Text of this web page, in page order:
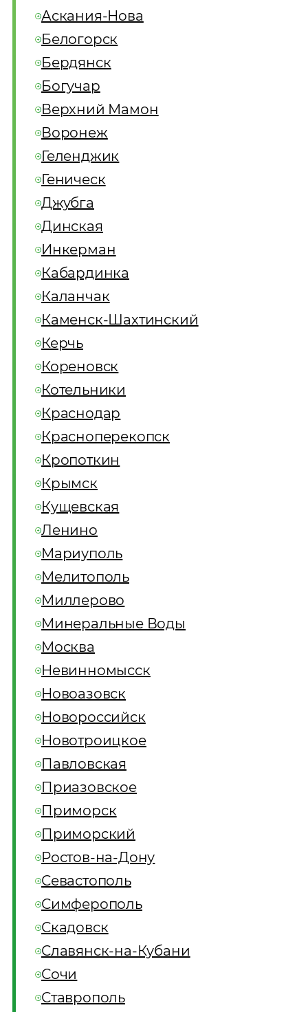
Аскания-Нова
Белогорск
Бердянск
Богучар
Верхний Мамон
Воронеж
Геленджик
Геническ
Джубга
Динская
Инкерман
Кабардинка
Каланчак
Каменск-Шахтинский
Керчь
Кореновск
Котельники
Краснодар
Красноперекопск
Кропоткин
Крымск
Кущевская
Ленино
Мариуполь
Мелитополь
Миллерово
Минеральные Воды
Москва
Невинномысск
Новоазовск
Новороссийск
Новотроицкое
Павловская
Приазовское
Приморск
Приморский
Ростов-на-Дону
Севастополь
Симферополь
Скадовск
Славянск-на-Кубани
Сочи
Ставрополь